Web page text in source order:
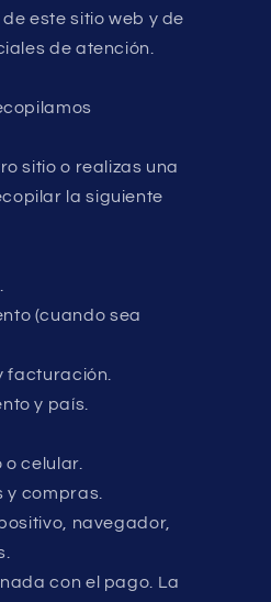
este sitio web y de
de atención.
sitio o realizas una
la siguiente
(cuando sea
facturación.
y país.
o celular.
y compras.
navegador,
con el pago. La